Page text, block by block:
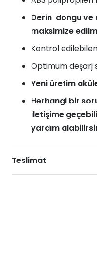
Derin döngü ve
maksimize
Kontrol
Optimum deşarj
Yeni üretim
Herhangi bir
iletişime
yardım
Teslimat